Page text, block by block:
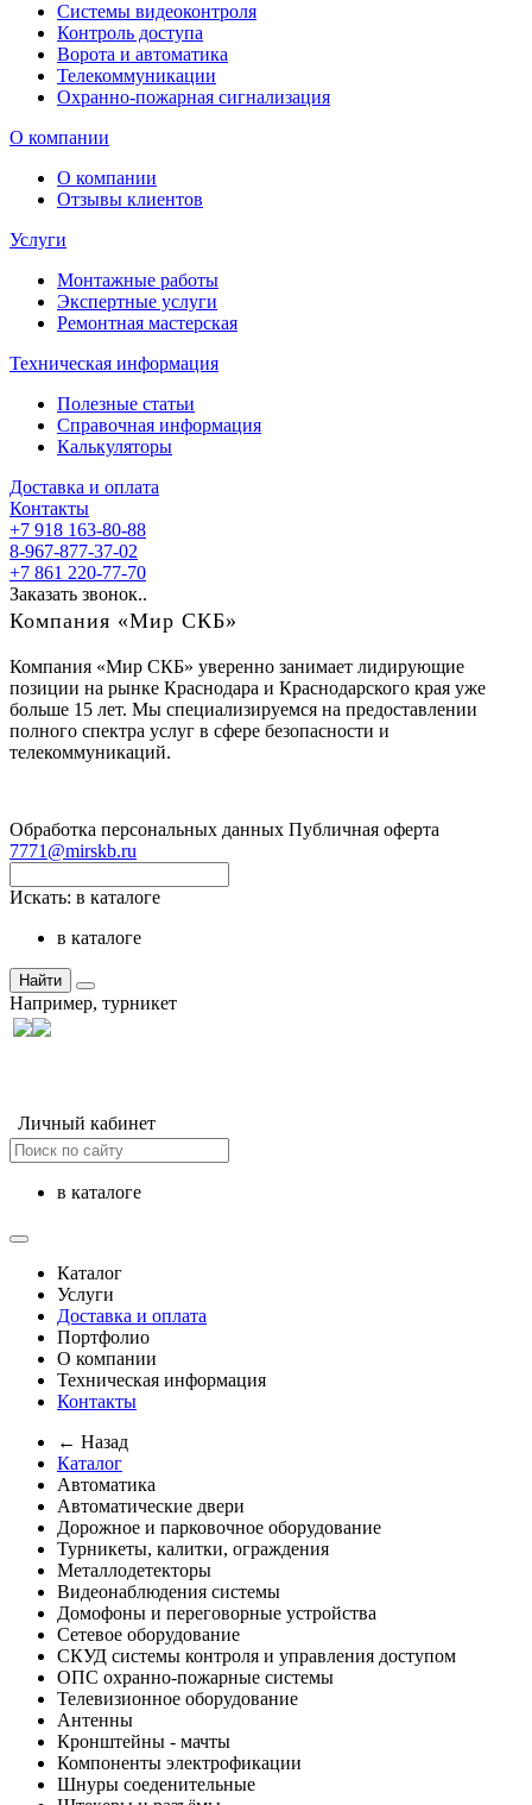
Системы видеоконтроля
Контроль доступа
Ворота и автоматика
Телекоммуникации
Охранно-пожарная сигнализация
О компании
О компании
Отзывы клиентов
Услуги
Монтажные работы
Экспертные услуги
Ремонтная мастерская
Техническая информация
Полезные статьи
Справочная информация
Калькуляторы
Доставка и оплата
Контакты
+7 918 163-80-88
8-967-877-37-02
+7 861 220-77-70
Заказать звонок..
Компания «Мир СКБ»
Компания «Мир СКБ» уверенно занимает лидирующие
позиции на рынке Краснодара и Краснодарского края уже
больше 15 лет. Мы специализируемся на предоставлении
полного спектра услуг в сфере безопасности и
телекоммуникаций.
Обработка персональных данных Публичная оферта
7771@mirskb.ru
Искать: в каталоге
в каталоге
Найти
Например, турникет
Личный кабинет
в каталоге
Каталог
Услуги
Доставка и оплата
Портфолио
О компании
Техническая информация
Контакты
← Назад
Каталог
Автоматика
Автоматические двери
Дорожное и парковочное оборудование
Турникеты, калитки, ограждения
Металлодетекторы
Видеонаблюдения cистемы
Домофоны и переговорные устройства
Сетевое оборудование
СКУД системы контроля и управления доступом
ОПС охранно-пожарные системы
Телевизионное оборудование
Антенны
Кронштейны - мачты
Компоненты электрофикации
Шнуры соеденительные